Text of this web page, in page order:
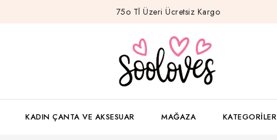
75o Tl Üzeri Ücretsiz Kargo
KADIN ÇANTA VE AKSESUAR MAĞAZA KATEGORILER